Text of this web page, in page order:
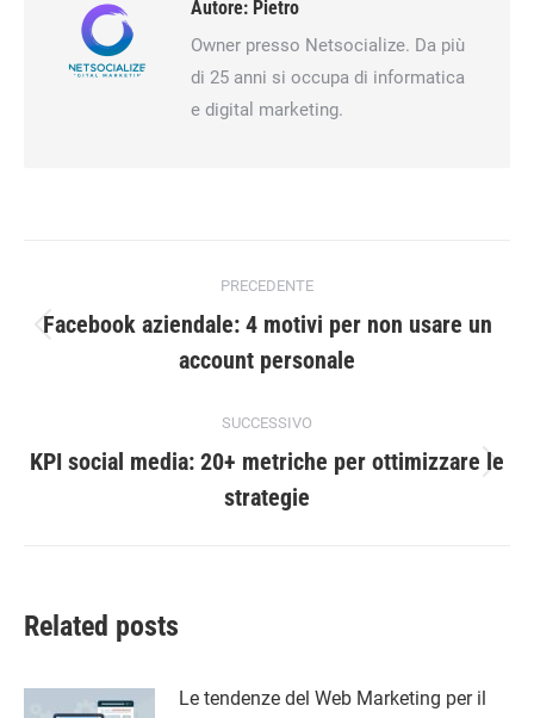
Autore: Pietro
Owner presso Netsocialize. Da più
di 25 anni si occupa di informatica
e digital marketing.
tra
PRECEDENTE
Post
precedente:
Facebook aziendale: 4 motivi per non usare un
account personale
SUCCESSIVO
Prossimo
post:
KPI social media: 20+ metriche per ottimizzare le
strategie
Related posts
Le tendenze del Web Marketing per il